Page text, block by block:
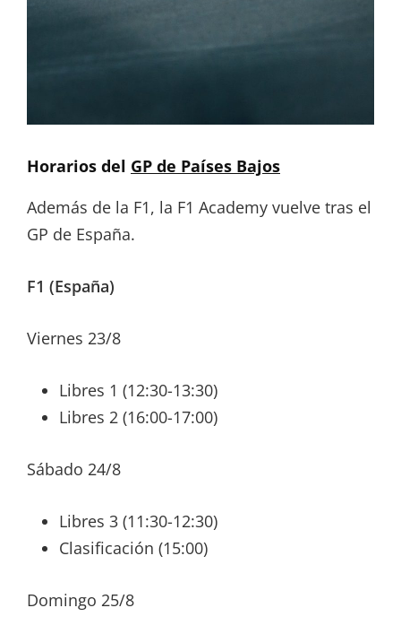
Horarios del GP de Países Bajos
Además de la F1, la F1 Academy vuelve tras el
GP de España.
F1 (España)
Viernes 23/8
Libres 1 (12:30-13:30)
Libres 2 (16:00-17:00)
Sábado 24/8
Libres 3 (11:30-12:30)
Clasificación (15:00)
Domingo 25/8